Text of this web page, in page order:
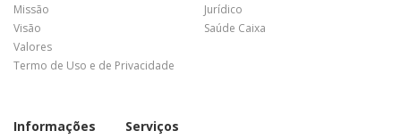
Missão
Visão
Valores
Termo de Uso e de Privacidade
Jurídico
Saúde Caixa
Informações Serviços